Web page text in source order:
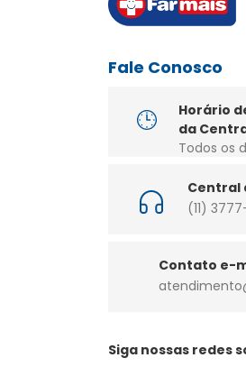
Fale Conosco
Horário
da
Todos os
Central
(11)
Contato e-
Siga nossas redes